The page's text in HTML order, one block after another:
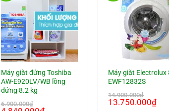
Máy giặt đứng Toshiba
AW-E920LV/WB lồng
đứng 8.2 kg
6.900.000₫
Máy giặt Electrolux
EWF12832S
14.900.000₫
Giá
13.750.000₫Giá